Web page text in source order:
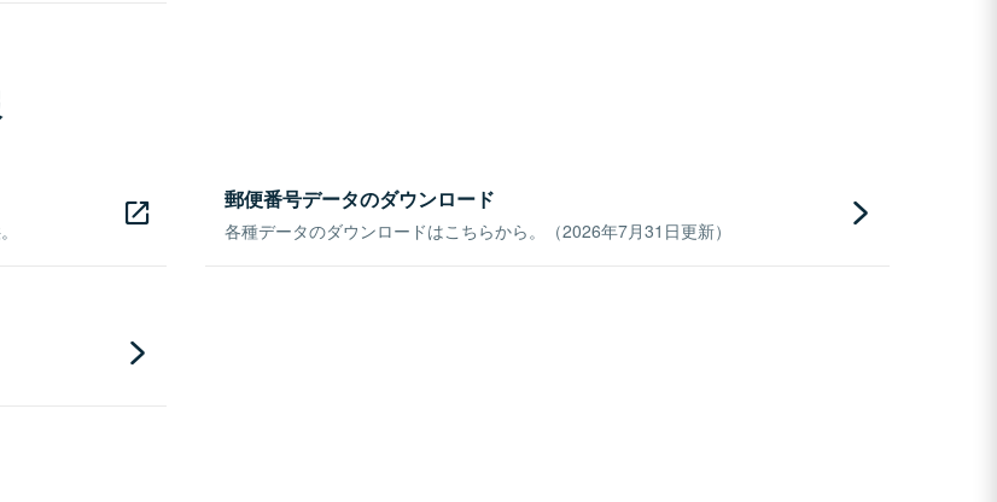
郵便番号データのダウンロード
各種データのダウンロードはこちらから。（2026年7月31日更新）